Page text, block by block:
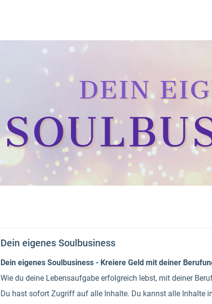
Dein eigenes Soulbusiness
Dein eigenes Soulbusiness - Kreiere Geld mit deiner
Wie du deine Lebensaufgabe erfolgreich lebst, mit deiner
Du hast sofort Zugriff auf alle Inhalte. Du kannst alle Inhalte